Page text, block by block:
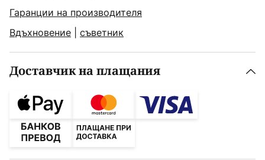
Гаранции на производителя
Вдъхновение
съветник
Доставчик на плащания